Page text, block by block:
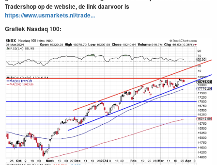
Tradershop op de website, de link daarvoor is
https://www.usmarkets.nl/trade...
Grafiek Nasdaq 100: